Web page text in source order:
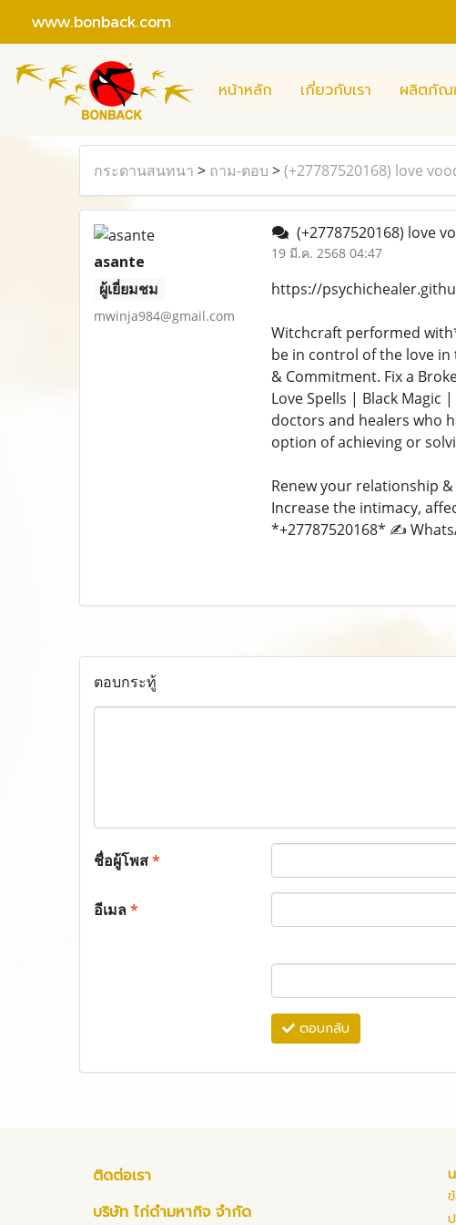
www.bonback.com
หน้าหลัก เกี่ยวกับเรา ผลิตภัณ
กระดานสนทนา > ถาม-ตอบ >(+27787520168) love
asante
ผู้เยี่ยมชม
mwinja984@gmail.com
(+27787520168) love
19 มี.ค. 2568 04:47
https://
Witchcraft performed
be in control of the love in
& Commitment. Fix a
Love Spells | Black
doctors and healers who
option of achieving or
Renew your relationship
Increase the intimacy,
*+27787520168* ✍
ตอบกระทู้
ชื่อผู้โพส*
อีเมล*
ตอบกลับ
ติดต่อเรา
บริษัท ไก่ดำมหากิจ จำกัด